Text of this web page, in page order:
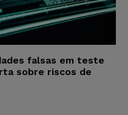
falsas em teste
sobre riscos de